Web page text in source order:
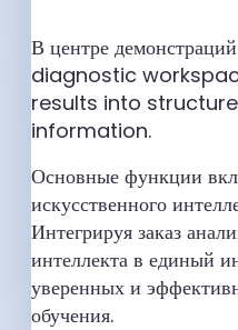
В центре
diagnostic
results into
information.
Основные функции
искусственного
Интегрируя заказ
интеллекта в единый
уверенных и
обучения.